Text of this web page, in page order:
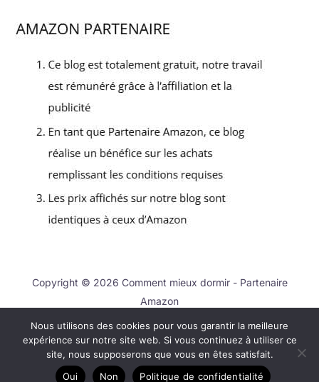
Copyright © 2026 Comment mieux dormir - Partenaire
Amazon
Contact
Mentions légales
Politique de confidentialité
Nous utilisons des cookies pour vous garantir la meilleure
expérience sur notre site web. Si vous continuez à utiliser ce
site, nous supposerons que vous en êtes satisfait.
Oui
Non Politique de confidentialité